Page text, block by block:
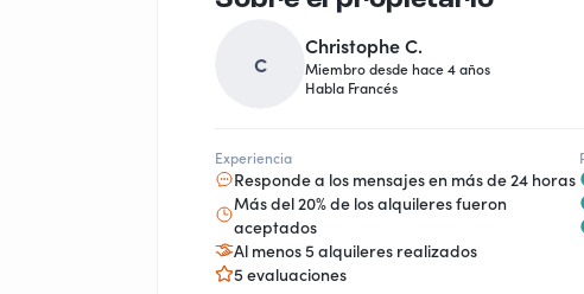
C
Christophe C.
Miembro desde hace 4 años
Habla Francés
Experiencia
Responde a los mensajes en más de 24 horas
Más del 20% de los alquileres fueron
aceptados
Al menos 5 alquileres realizados
5 evaluaciones